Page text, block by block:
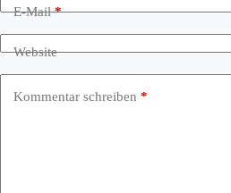
E-Mail*
Website
Kommentar schreiben *